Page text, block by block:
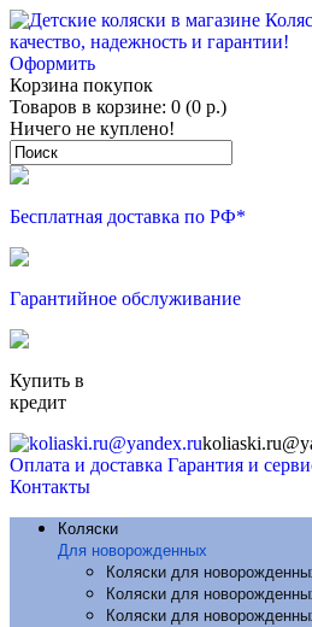
Оформить
Корзина покупок
Товаров в корзине: 0 (0 р.)
Ничего не куплено!
Бесплатная доставка по РФ*
Гарантийное обслуживание
Купить в
кредит
Оплата и доставка Гарантия и
Контакты
Коляски
Для новорожденных
Коляски для
Коляски для
Коляски для